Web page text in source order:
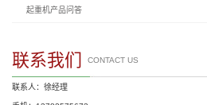
起重机产品问答
联系我们 CONTACT US
联系人：徐经理